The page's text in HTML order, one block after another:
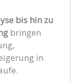
bis hin zu
bringen
in